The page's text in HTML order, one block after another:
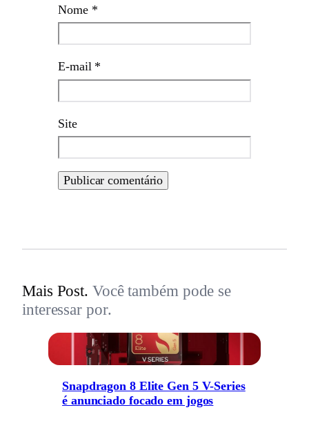
Nome *
E-mail *
Site
Mais Post. Você também pode se
interessar por.
Snapdragon 8 Elite Gen 5 V-Series
é anunciado focado em jogos